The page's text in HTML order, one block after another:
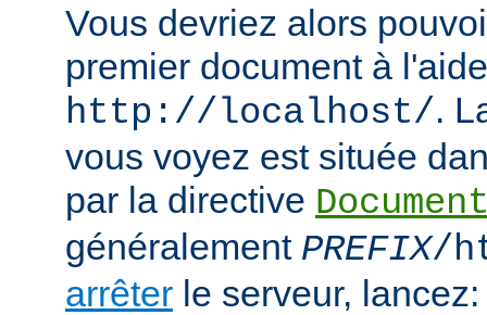
Vous devriez alors
premier document à
http://localhost/.
vous voyez est située
par la directive
généralement PREFIX/
arrêter le serveur, lancez: